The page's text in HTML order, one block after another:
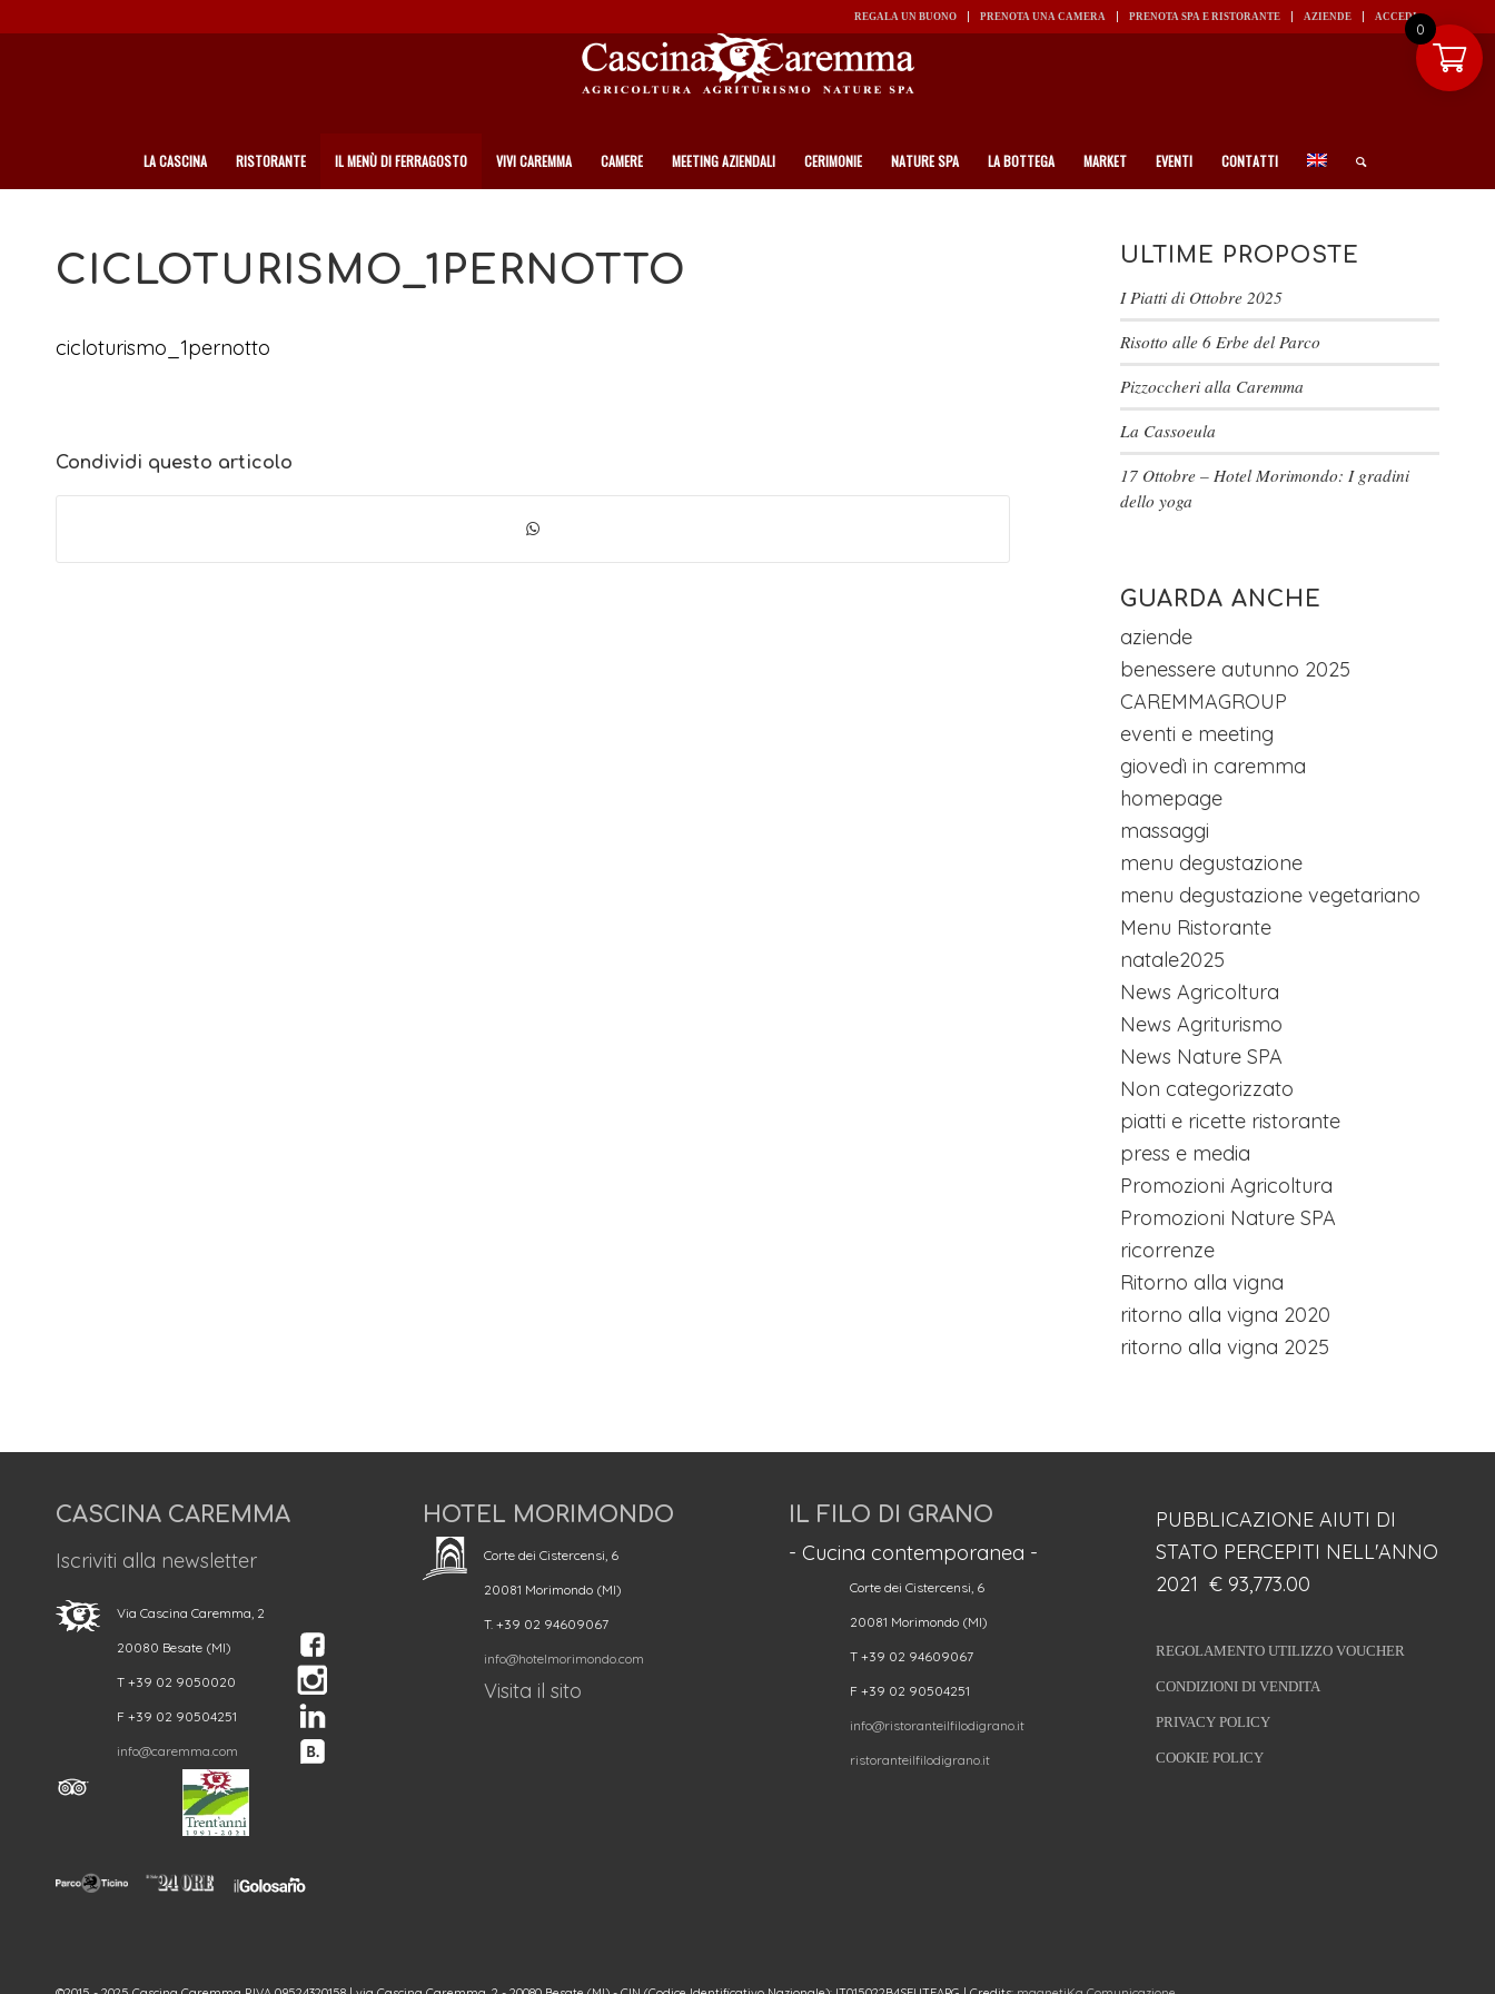
0
REGALA UN BUONO PRENOTA UNA CAMERA PRENOTA SPA E RISTORANTE AZIENDE ACCEDI
LA CASCINA RISTORANTE IL MENÙ DI FERRAGOSTO VIVI CAREMMA CAMERE MEETING AZIENDALI CERIMONIE NATURE SPA LA BOTTEGA MARKET EVENTI CONTATTI
CICLOTURISMO_1PERNOTTO
cicloturismo_1pernotto
Condividi questo articolo
ULTIME PROPOSTE
I Piatti di Ottobre 2025
Risotto alle 6 Erbe del Parco
Pizzoccheri alla Caremma
La Cassoeula
17 Ottobre – Hotel Morimondo: I gradini
dello yoga
GUARDA ANCHE
aziende
benessere autunno 2025
CAREMMAGROUP
eventi e meeting
giovedì in caremma
homepage
massaggi
menu degustazione
menu degustazione vegetariano
Menu Ristorante
natale2025
News Agricoltura
News Agriturismo
News Nature SPA
Non categorizzato
piatti e ricette ristorante
press e media
Promozioni Agricoltura
Promozioni Nature SPA
ricorrenze
Ritorno alla vigna
ritorno alla vigna 2020
ritorno alla vigna 2025
CASCINA CAREMMA
Iscriviti alla newsletter
Via Cascina Caremma, 2
20080 Besate (MI)
T +39 02 9050020
F +39 02 90504251
info@caremma.com
HOTEL MORIMONDO
Corte dei Cistercensi, 6
20081 Morimondo (MI)
T. +39 02 94609067
info@hotelmorimondo.com
Visita il sito
IL FILO DI GRANO
- Cucina contemporanea -
Corte dei Cistercensi, 6
20081 Morimondo (MI)
T +39 02 94609067
F +39 02 90504251
info@ristoranteilfilodigrano.it
ristoranteilfilodigrano.it
PUBBLICAZIONE AIUTI DI
STATO PERCEPITI NELL'ANNO
2021 € 93,773.00
REGOLAMENTO UTILIZZO VOUCHER
CONDIZIONI DI VENDITA
PRIVACY POLICY
COOKIE POLICY